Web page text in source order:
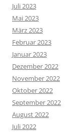
Juli 2023
Mai 2023
März 2023
Februar 2023
Januar 2023
Dezember 2022
November 2022
Oktober 2022
September 2022
August 2022
Juli 2022